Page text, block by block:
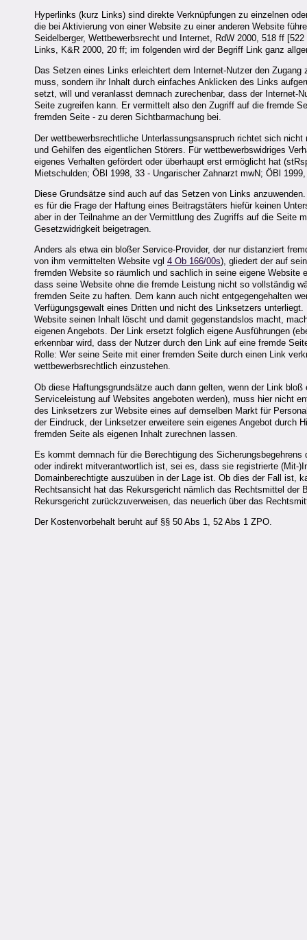
Hyperlinks (kurz Links) sind direkte Verknüpfungen zu einzelnen
die bei Aktivierung von einer Website zu einer anderen Website
Seidelberger, Wettbewerbsrecht und Internet, RdW 2000, 518 ff
Links, K&R 2000, 20 ff; im folgenden wird der Begriff Link ganz
Das Setzen eines Links erleichtert dem Internet-Nutzer den
muss, sondern ihr Inhalt durch einfaches Anklicken des Links
setzt, will und veranlasst demnach zurechenbar, dass der Internet-
Seite zugreifen kann. Er vermittelt also den Zugriff auf die fremde
fremden Seite - zu deren Sichtbarmachung bei.
Der wettbewerbsrechtliche Unterlassungsanspruch richtet sich
und Gehilfen des eigentlichen Störers. Für wettbewerbswidriges
eigenes Verhalten gefördert oder überhaupt erst ermöglicht hat
Mietschulden; ÖBl 1998, 33 - Ungarischer Zahnarzt mwN; ÖBl
Diese Grundsätze sind auch auf das Setzen von Links
es für die Frage der Haftung eines Beitragstäters hiefür keinen
aber in der Teilnahme an der Vermittlung des Zugriffs auf die Seite
Gesetzwidrigkeit beigetragen.
Anders als etwa ein bloßer Service-Provider, der nur distanziert
von ihm vermittelten Website vgl 4 Ob 166/00s), gliedert der auf
fremden Website so räumlich und sachlich in seine eigene
dass seine Website ohne die fremde Leistung nicht so vollständig
fremden Seite zu haften. Dem kann auch nicht entgegengehalten
Verfügungsgewalt eines Dritten und nicht des Linksetzers
Website seinen Inhalt löscht und damit gegenstandslos macht,
eigenen Angebots. Der Link ersetzt folglich eigene Ausführungen
erkennbar wird, dass der Nutzer durch den Link auf eine fremde
Rolle: Wer seine Seite mit einer fremden Seite durch einen Link
wettbewerbsrechtlich einzustehen.
Ob diese Haftungsgrundsätze auch dann gelten, wenn der Link
Serviceleistung auf Websites angeboten werden), muss hier nicht
des Linksetzers zur Website eines auf demselben Markt für
der Eindruck, der Linksetzer erweitere sein eigenes Angebot durch
fremden Seite als eigenen Inhalt zurechnen lassen.
Es kommt demnach für die Berechtigung des
oder indirekt mitverantwortlich ist, sei es, dass sie registrierte (Mit-
Domainberechtigte auszuüben in der Lage ist. Ob dies der Fall ist,
Rechtsansicht hat das Rekursgericht nämlich das Rechtsmittel
Rekursgericht zurückzuverweisen, das neuerlich über das
Der Kostenvorbehalt beruht auf §§ 50 Abs 1, 52 Abs 1 ZPO.